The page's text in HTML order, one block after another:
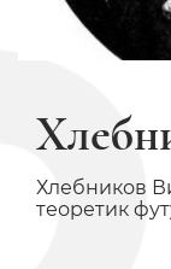
Хлебников
теоретик